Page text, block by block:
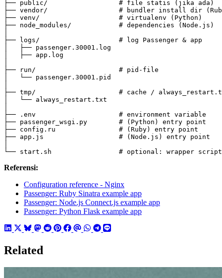
├── public/ # file statis (jika ada)
├── vendor/ # bundler install dir
├── venv/ # virtualenv (Python)
├── node_modules/ # dependencies (Node.js)
├── logs/ # log Passenger & app
├── run/ # pid-file
├── tmp/ # cache /
├── .env # environment variable
├── passenger_wsgi.py # (Python) entry point
├── config.ru # (Ruby) entry point
├── app.js # (Node.js) entry point
└── start.sh # optional: wrapper script
Referensi:
Configuration reference - Nginx
Passenger: Ruby Sinatra example app
Passenger: Node.js Connect.js example app
Passenger: Python Flask example app
Related